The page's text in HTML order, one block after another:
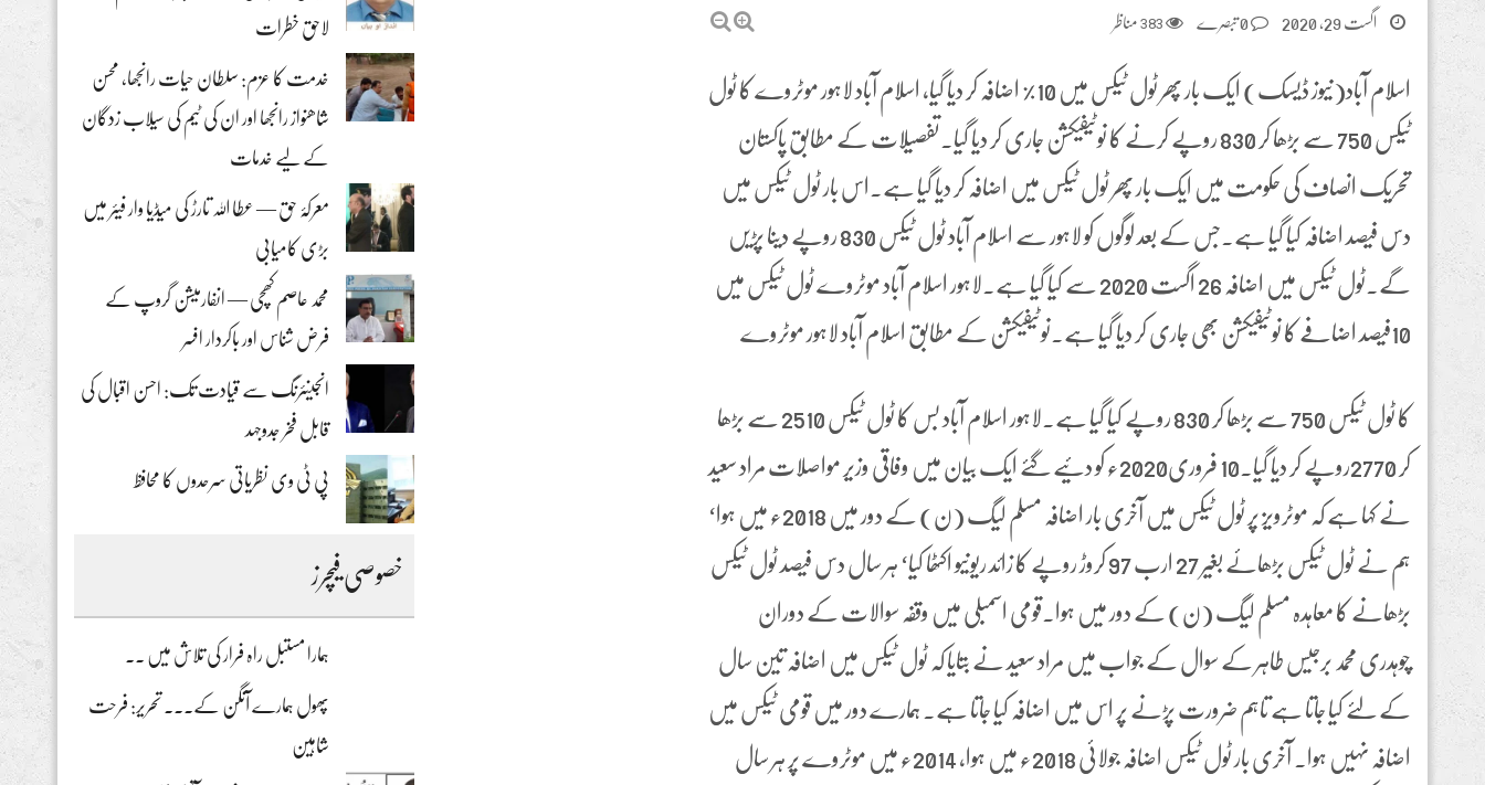
اگست 29, 2020 0 تبصرے 383 مناظر
اسلام آباد(نیوز ڈیسک) ایک بار پھر ٹول ٹیکس میں 10% اضافہ کر دیا گیا، اسلام آباد لاہور موٹروے کا ٹول
ٹیکس 750 سے بڑھا کر 830 روپے کرنے کا نوٹیفیکشن جاری کر دیا گیا۔تفصیلات کے مطابق پاکستان
تحریک انصاف کی حکومت میں ایک بار پھر ٹول ٹیکس میں اضافہ کر دیا گیا ہے۔اس بار ٹول ٹیکس میں
دس فیصد اضافہ کیا گیا ہے۔جس کے بعد لوگوں کو لاہور سے اسلام آباد ٹول ٹیکس 830 روپے دینا پڑیں
گے۔ٹول ٹیکس میں اضافہ 26 اگست 2020 سے کیا گیا ہے۔لاہور اسلام آباد موٹروے ٹول ٹیکس میں
10فیصد اضافے کا نوٹیفیکشن بھی جاری کر دیا گیا ہے۔نوٹیفیکشن کے مطابق اسلام آباد لاہور موٹروے
کا ٹول ٹیکس 750 سے بڑھا کر 830 روپے کیا گیا ہے۔لاہور اسلام آباد بس کا ٹول ٹیکس 2510 سے بڑھا
کر 2770روپے کر دیا گیا۔10 فروری2020ء کو دئیے گئے ایک بیان میں وفاقی وزیر مواصلات مراد سعید
نے کہا ہے کہ موٹرویز پر ٹول ٹیکس میں آخری بار اضافہ مسلم لیگ (ن) کے دور میں 2018ء میں ہوا‘
ہم نے ٹول ٹیکس بڑھائے بغیر 27 ارب 97 کروڑ روپے کا زائد ریونیو اکٹھا کیا‘ ہر سال دس فیصد ٹول ٹیکس
بڑھانے کا معاہدہ مسلم لیگ (ن) کے دور میں ہوا۔قومی اسمبلی میں وقفہ سوالات کے دوران
چوہدری محمد برجیس طاہر کے سوال کے جواب میں مراد سعید نے بتایا کہ ٹول ٹیکس میں اضافہ تین سال
کے لئے کیا جاتا ہے تاہم ضرورت پڑنے پر اس میں اضافہ کیا جاتا ہے۔ ہمارے دور میں قومی ٹیکس میں
اضافہ نہیں ہوا۔ آخری بار ٹول ٹیکس اضافہ جولائی 2018ء میں ہوا، 2014ء میں موٹروے پر ہر سال
لاحق خطرات
خدمت کا عزم: سلطان حیات رانجھا، محسن
شاھنواز رانجھا اور ان کی ٹیم کی سیلاب زدگان
کے لیے خدمات
معرکۂ حق — عطا اللہ تارڑ کی میڈیا وار فیئر میں
بڑی کامیابی
محمد عاصم کھچی — انفارمیشن گروپ کے
فرض شناس اور باکردار افسر
انجینئرنگ سے قیادت تک: احسن اقبال کی
قابل فخر جدوجہد
پی ٹی وی نظریاتی سرحدوں کا محافظ
خصوصی فیچرز
ہمارا مستبل راہ فرار کی تلاش میں ۔۔
پھول ہمارے آنگن کے۔۔۔ تحریر: فرحت
شاہین